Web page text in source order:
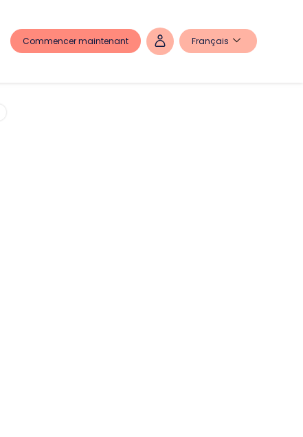
Commencer maintenant Français